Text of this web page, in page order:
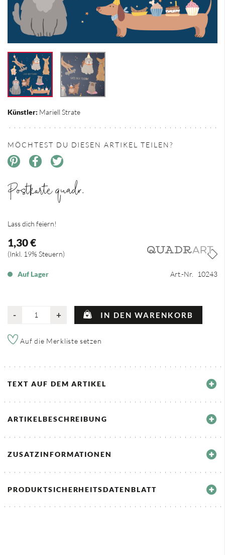
Postkarte quadr.
Lass dich feiern!
1,30 €
Inkl. 19% Steuern
Auf Lager Art.-Nr. 10243
- + IN DEN WARENKORB
Auf die Merkliste setzen
TEXT AUF DEM ARTIKEL
ARTIKELBESCHREIBUNG
ZUSATZINFORMATIONEN
PRODUKTSICHERHEITSDATENBLATT
Künstler: Mariell Strate
MÖCHTEST DU DIESEN ARTIKEL TEILEN?